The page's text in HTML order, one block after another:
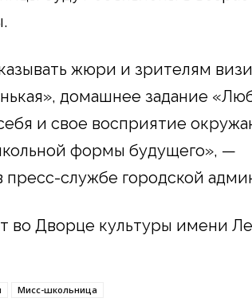
жюри и зрителям
домашнее задание
и свое восприятие
формы будущего», —
службе городской
во Дворце культуры имени
Мисс-школьница